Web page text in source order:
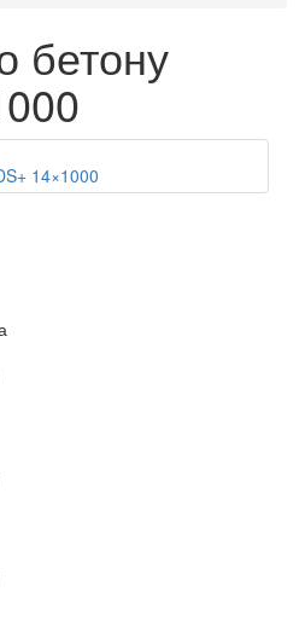
бетону